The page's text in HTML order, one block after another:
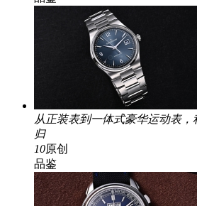
从正装表到一体式豪华运动表
归
10原创
品鉴